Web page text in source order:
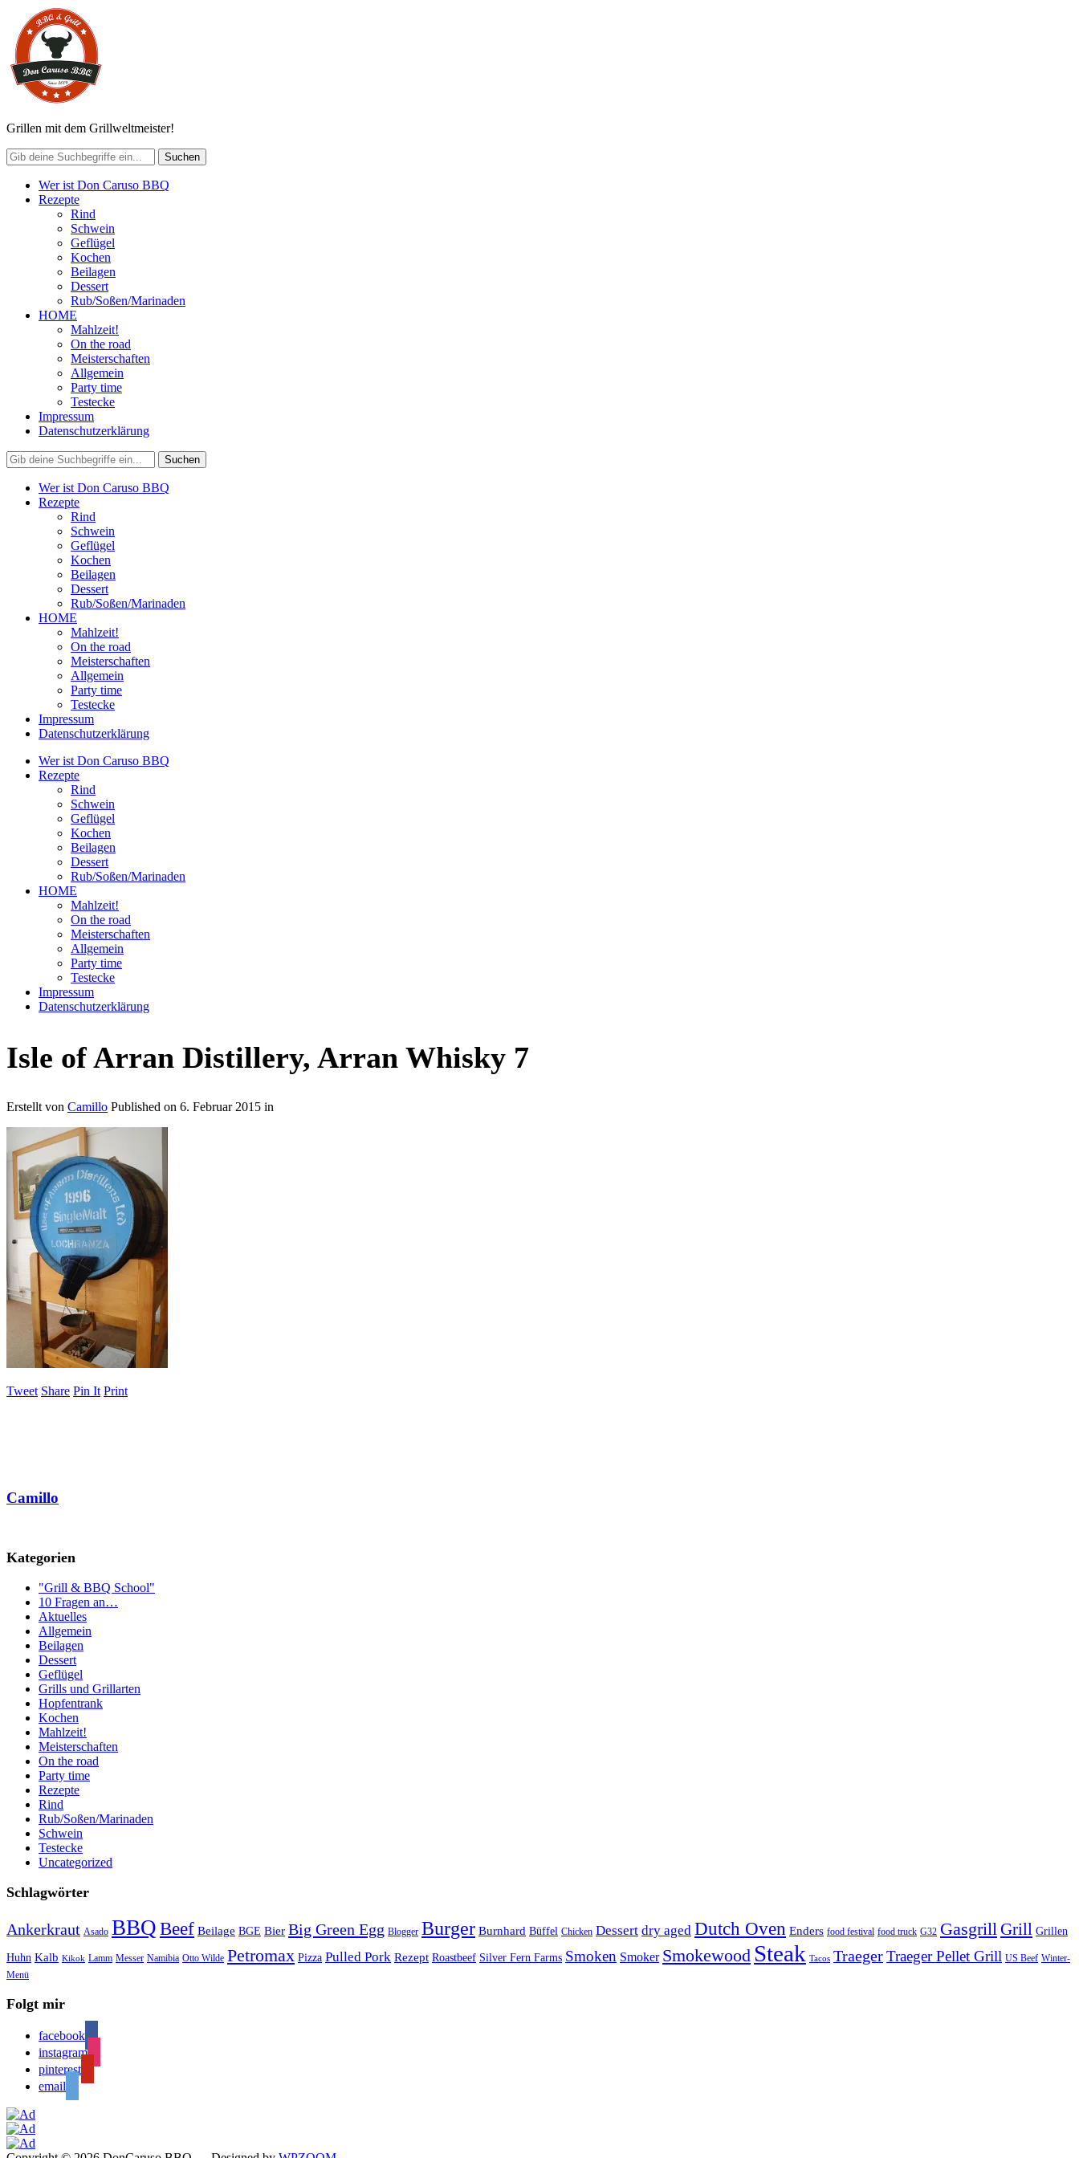
Grillen mit dem Grillweltmeister!
Wer ist Don Caruso BBQ
Rezepte
Rind
Schwein
Geflügel
Kochen
Beilagen
Dessert
Rub/Soßen/Marinaden
HOME
Mahlzeit!
On the road
Meisterschaften
Allgemein
Party time
Testecke
Impressum
Datenschutzerklärung
Wer ist Don Caruso BBQ
Rezepte
Rind
Schwein
Geflügel
Kochen
Beilagen
Dessert
Rub/Soßen/Marinaden
HOME
Mahlzeit!
On the road
Meisterschaften
Allgemein
Party time
Testecke
Impressum
Datenschutzerklärung
Wer ist Don Caruso BBQ
Rezepte
Rind
Schwein
Geflügel
Kochen
Beilagen
Dessert
Rub/Soßen/Marinaden
HOME
Mahlzeit!
On the road
Meisterschaften
Allgemein
Party time
Testecke
Impressum
Datenschutzerklärung
Isle of Arran Distillery, Arran Whisky 7
Erstellt von Camillo Published on 6. Februar 2015 in
Tweet Share Pin It Print
Camillo
Kategorien
"Grill & BBQ School"
10 Fragen an…
Aktuelles
Allgemein
Beilagen
Dessert
Geflügel
Grills und Grillarten
Hopfentrank
Kochen
Mahlzeit!
Meisterschaften
On the road
Party time
Rezepte
Rind
Rub/Soßen/Marinaden
Schwein
Testecke
Uncategorized
Schlagwörter
Ankerkraut Asado BBQBeef Beilage BGE Bier Big Green Egg Blogger Burger Burnhard Büffel Chicken Dessert dry aged Dutch Oven Enders food festival food truck G32 Gasgrill Grill Grillen
Huhn Kalb Kikok Lamm Messer Namibia Otto Wilde Petromax Pizza Pulled Pork Rezept Roastbeef Silver Fern Farms Smoken Smoker Smokewood Steak Tacos TraegerTraeger Pellet Grill US Beef Winter-
Menü
Folgt mir
facebook
instagram
pinterest
email